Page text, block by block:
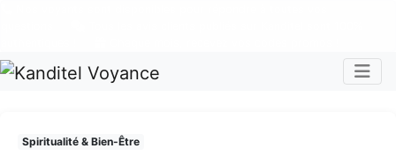
Spiritualité & Bien-Être